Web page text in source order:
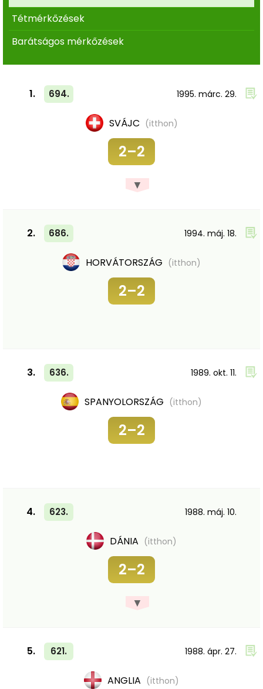
Tétmérkőzések
Barátságos mérkőzések
1. 694. 1995. márc. 29.
SVÁJC (itthon)
2–2
▼
2. 686. 1994. máj. 18.
HORVÁTORSZÁG (itthon)
2–2
3. 636. 1989. okt. 11.
SPANYOLORSZÁG (itthon)
2–2
4. 623. 1988. máj. 10.
DÁNIA (itthon)
2–2
▼
5. 621. 1988. ápr. 27.
ANGLIA (itthon)